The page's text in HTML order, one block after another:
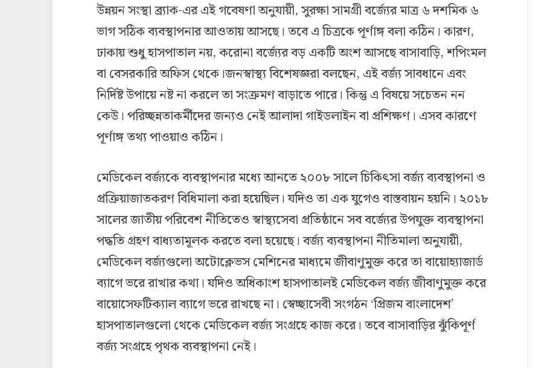
উন্নয়ন সংস্থা ব্র্যাক-এর এই গবেষণা অনুযায়ী, সুরক্ষা সামগ্রী বর্জ্যের মাত্র ৬ দশমিক ৬
ভাগ সঠিক ব্যবস্থাপনার আওতায় আসছে। তবে এ চিত্রকে পূর্ণাঙ্গ বলা কঠিন। কারণ,
ঢাকায় শুধু হাসপাতাল নয়, করোনা বর্জ্যের বড় একটি অংশ আসছে বাসাবাড়ি, শপিংমল
বা বেসরকারি অফিস থেকে।জনস্বাস্থ্য বিশেষজ্ঞরা বলছেন, এই বর্জ্য সাবধানে এবং
নির্দিষ্ট উপায়ে নষ্ট না করলে তা সংক্রমণ বাড়াতে পারে। কিন্তু এ বিষয়ে সচেতন নন
কেউ। পরিচ্ছন্নতাকর্মীদের জন্যও নেই আলাদা গাইডলাইন বা প্রশিক্ষণ। এসব কারণে
পূর্ণাঙ্গ তথ্য পাওয়াও কঠিন।
মেডিকেল বর্জ্যকে ব্যবস্থাপনার মধ্যে আনতে ২০০৮ সালে চিকিৎসা বর্জ্য ব্যবস্থাপনা ও
প্রক্রিয়াজাতকরণ বিধিমালা করা হয়েছিল। যদিও তা এক যুগেও বাস্তবায়ন হয়নি। ২০১৮
সালের জাতীয় পরিবেশ নীতিতেও স্বাস্থ্যসেবা প্রতিষ্ঠানে সব বর্জ্যের উপযুক্ত ব্যবস্থাপনা
পদ্ধতি গ্রহণ বাধ্যতামূলক করতে বলা হয়েছে। বর্জ্য ব্যবস্থাপনা নীতিমালা অনুযায়ী,
মেডিকেল বর্জ্যগুলো অটোক্লেভস মেশিনের মাধ্যমে জীবাণুমুক্ত করে তা বায়োহ্যাজার্ড
ব্যাগে ভরে রাখার কথা। যদিও অধিকাংশ হাসপাতালই মেডিকেল বর্জ্য জীবাণুমুক্ত করে
বায়োসেফটিক্যাল ব্যাগে ভরে রাখছে না। স্বেচ্ছাসেবী সংগঠন ‘প্রিজম বাংলাদেশ’
হাসপাতালগুলো থেকে মেডিকেল বর্জ্য সংগ্রহে কাজ করে। তবে বাসাবাড়ির ঝুঁকিপূর্ণ
বর্জ্য সংগ্রহে পৃথক ব্যবস্থাপনা নেই।